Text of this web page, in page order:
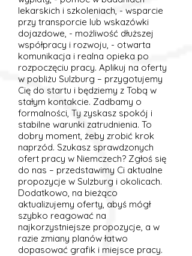
lekarskich i szkoleniach, - wsparcie
przy transporcie lub wskazówki
dojazdowe, - możliwość dłuższej
współpracy i rozwoju, - otwarta
komunikacja i realna opieka po
rozpoczęciu pracy. Aplikuj na oferty
w pobliżu Sulzburg – przygotujemy
Cię do startu i będziemy z Tobą w
stałym kontakcie. Zadbamy o
formalności, Ty zyskasz spokój i
stabilne warunki zatrudnienia. To
dobry moment, żeby zrobić krok
naprzód. Szukasz sprawdzonych
ofert pracy w Niemczech? Zgłoś się
do nas – przedstawimy Ci aktualne
propozycje w Sulzburg i okolicach.
Dodatkowo, na bieżąco
aktualizujemy oferty, abyś mógł
szybko reagować na
najkorzystniejsze propozycje, a w
razie zmiany planów łatwo
dopasować grafik i miejsce pracy.